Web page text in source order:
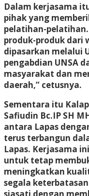
Dalam kerjasama
pihak yang
pelatihan-
produk-produk dari
dipasarkan melalui
pengabdian UNSA
masyarakat dan
daerah,” cetusnya.
Sementara itu
Safiudin Bc.IP SH
antara Lapas
terus terbangun
Lapas. Kerjasama
untuk tetap
meningkatkan
segala
siasati dengan